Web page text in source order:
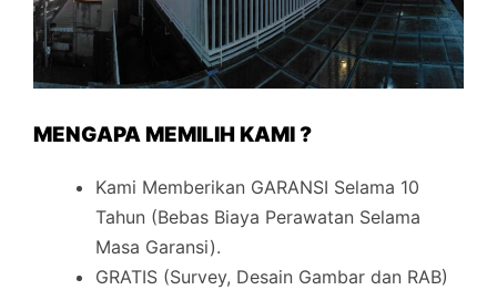
MENGAPA MEMILIH KAMI ?
Kami Memberikan GARANSI Selama 10
Tahun (Bebas Biaya Perawatan Selama
Masa Garansi).
GRATIS (Survey, Desain Gambar dan RAB)